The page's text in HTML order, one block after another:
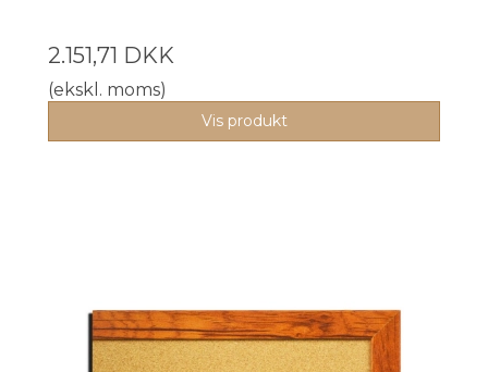
2.151,71 DKK
(ekskl. moms)
Vis produkt